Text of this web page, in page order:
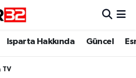
Isparta Hakkında Güncel
TV
Eczaneler